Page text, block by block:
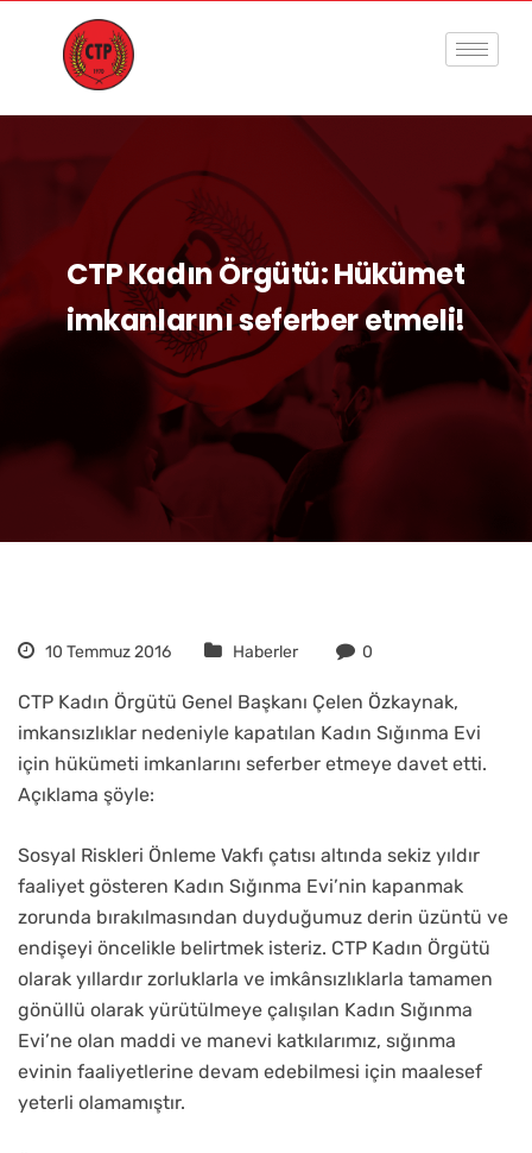
CTP Kadın Örgütü: Hükümet
imkanlarını seferber etmeli!
10 Temmuz 2016 Haberler 0
CTP Kadın Örgütü Genel Başkanı Çelen Özkaynak,
imkansızlıklar nedeniyle kapatılan Kadın Sığınma Evi
için hükümeti imkanlarını seferber etmeye davet etti.
Açıklama şöyle:
Sosyal Riskleri Önleme Vakfı çatısı altında sekiz yıldır
faaliyet gösteren Kadın Sığınma Evi’nin kapanmak
zorunda bırakılmasından duyduğumuz derin üzüntü ve
endişeyi öncelikle belirtmek isteriz. CTP Kadın Örgütü
olarak yıllardır zorluklarla ve imkânsızlıklarla tamamen
gönüllü olarak yürütülmeye çalışılan Kadın Sığınma
Evi’ne olan maddi ve manevi katkılarımız, sığınma
evinin faaliyetlerine devam edebilmesi için maalesef
yeterli olamamıştır.